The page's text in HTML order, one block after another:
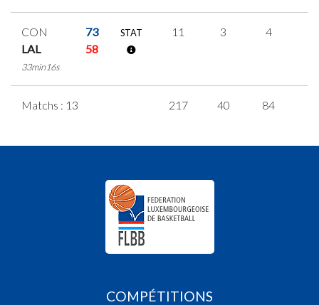
CON
73
LAL
58
33min16s
STAT 11 3 4
Matchs : 13 217 40 84
COMPÉTITIONS